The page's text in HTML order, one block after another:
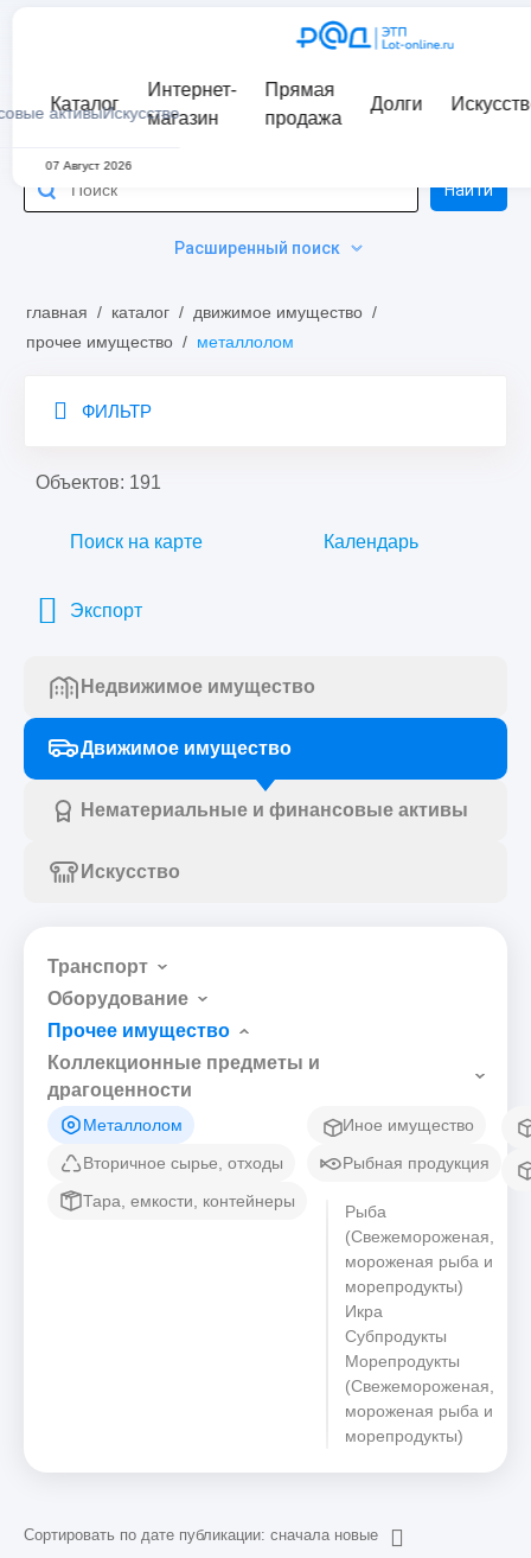
активыИскусство
Каталог
Интернет-
магазин
Прямая
продажа
Долги
07 Август 2026
Расширенный поиск
Найти
главная / каталог / движимое имущество /
прочее имущество / металлолом
ФИЛЬТР
Объектов: 191
Поиск на карте Календарь
Экспорт
Недвижимое имущество
Движимое имущество
Нематериальные и финансовые активы
Искусство
Транспорт
Оборудование
Прочее имущество
Коллекционные предметы и
драгоценности
Металлолом
Вторичное сырье, отходы
Тара, емкости, контейнеры
Иное имущество
Рыбная продукция
Рыба
(Свежемороженая,
мороженая рыба и
морепродукты)
Икра
Субпродукты
Морепродукты
(Свежемороженая,
мороженая рыба и
морепродукты)
Сортировать по дате публикации: сначала новые